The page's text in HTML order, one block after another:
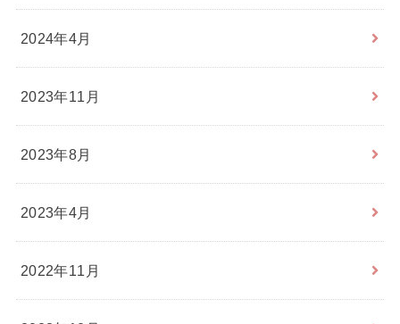
2024年4月
2023年11月
2023年8月
2023年4月
2022年11月